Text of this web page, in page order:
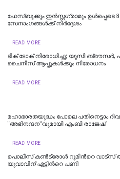
ഫേസ്ബുക്കും ഇന്‍സ്റ്റഗ്രാമും ഉള്‍പ്പെടെ
സേനാംഗങ്ങള്‍ക്ക് നിര്‍ദ്ദേശം
READ MORE
ടിക് ടോക് നിരോധിച്ചു; യുസി ബ്രൗസര്‍,
ചൈനീസ് ആപ്പുകള്‍ക്കും നിരോധനം
READ MORE
മഹാഭാരതയുദ്ധം പോലെ പതിനെട്ടാം
"അഭിനന്ദന"വുമായി എംബി രാജേഷ്
READ MORE
പൊലീസ് കണ്‍ട്രോള്‍ റൂമിന്‍റെ വാട്‌സ്‌
യുവാവിന് എട്ടിന്‍റെ പണി